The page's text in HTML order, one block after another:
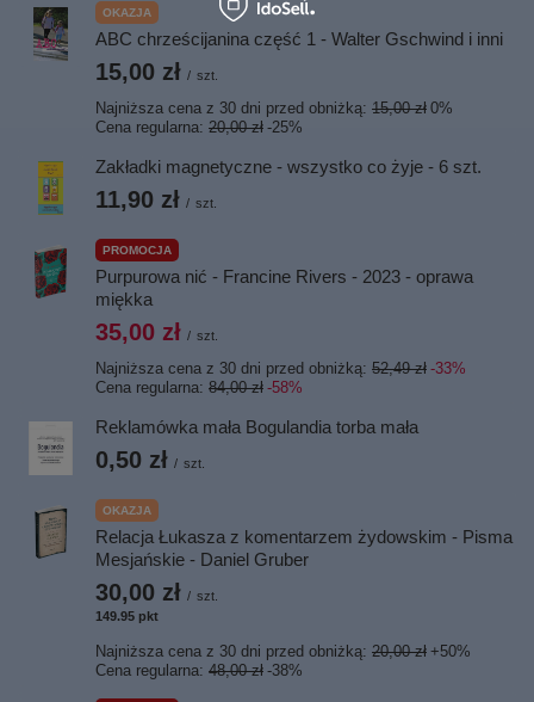
OKAZJA
ABC chrześcijanina część 1 - Walter Gschwind i inni
15,00 zł / szt.
Najniższa cena z 30 dni przed obniżką: 15,00 zł 0%
Cena regularna: 20,00 zł -25%
Zakładki magnetyczne - wszystko co żyje - 6 szt.
11,90 zł / szt.
PROMOCJA
Purpurowa nić - Francine Rivers - 2023 - oprawa
miękka
35,00 zł / szt.
Najniższa cena z 30 dni przed obniżką: 52,49 zł -33%
Cena regularna: 84,00 zł -58%
Reklamówka mała Bogulandia torba mała
0,50 zł / szt.
OKAZJA
Relacja Łukasza z komentarzem żydowskim - Pisma
Mesjańskie - Daniel Gruber
30,00 zł / szt.
149.95 pkt
Najniższa cena z 30 dni przed obniżką: 20,00 zł +50%
Cena regularna: 48,00 zł -38%